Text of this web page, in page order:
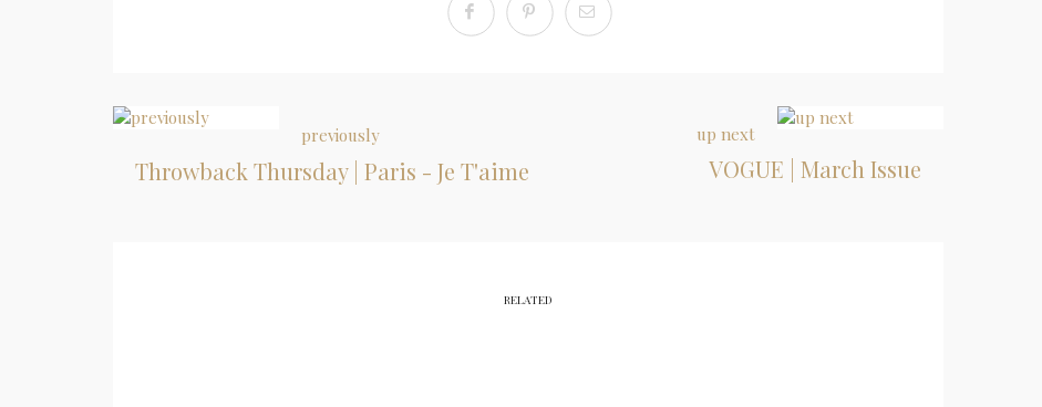
previously
Throwback Thursday | Paris - Je T'aime
up next
VOGUE | March Issue
RELATED